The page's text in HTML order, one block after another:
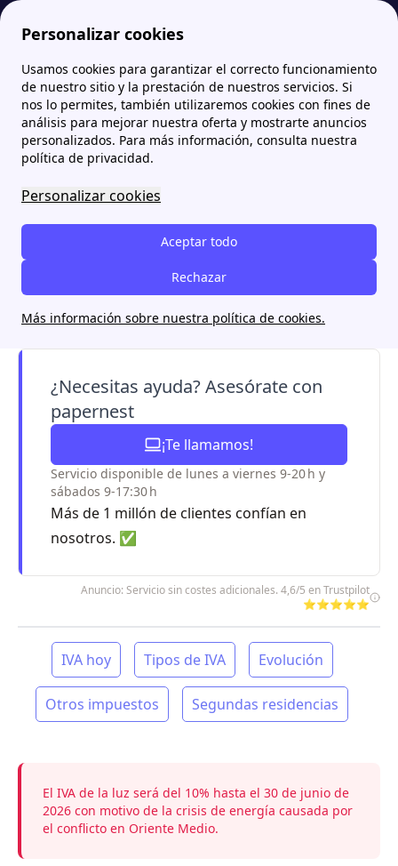
Personalizar cookies
Usamos cookies para garantizar el correcto funcionamiento
de nuestro sitio y la prestación de nuestros servicios. Si
nos lo permites, también utilizaremos cookies con fines de
análisis para mejorar nuestra oferta y mostrarte anuncios
personalizados. Para más información, consulta nuestra
política de privacidad.
Personalizar cookies
Aceptar todo
Rechazar
Más información sobre nuestra política de cookies.
Papernest.es More Información energía IVA de la luz: ¿Qué porcentaje se aplica hoy en España? ¿Cómo afecta en la factura?
IVA de la luz: ¿Qué
porcentaje se aplica hoy
en España? ¿Cómo afecta
en la factura?
El
eléctrico en España. Te explicamos los
IVA, su evolución histórica y cómo afecta a tu
¿Necesitas ayuda? Asesórate con
papernest
¡Te llamamos!
Servicio disponible de lunes a viernes 9-20 h y
sábados 9-17:30 h
Más de 1 millón de clientes confían en
nosotros. ✅
Anuncio: Servicio sin costes adicionales. 4,6/5 en Trustpilot
⭐⭐⭐⭐⭐
IVA hoy Tipos de IVA Evolución
Otros impuestos Segundas residencias
El IVA de la luz será del 10% hasta el 30 de junio de
2026 con motivo de la crisis de energía causada por
el conflicto en Oriente Medio.